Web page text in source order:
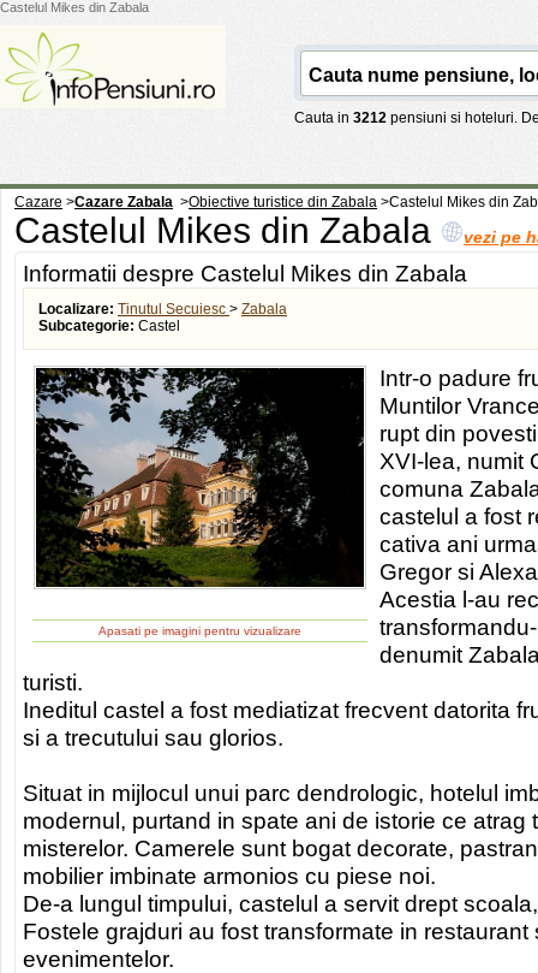
Castelul Mikes din Zabala
Cauta in 3212 pensiuni si hoteluri.
Cazare >Cazare Zabala >Obiective turistice din Zabala >Castelul Mikes din
Castelul Mikes din Zabala vezi pe
Informatii despre Castelul Mikes din Zabala
Localizare: Tinutul Secuiesc > Zabala
Subcategorie: Castel
Apasati pe imagini pentru vizualizare
Intr-o padure
Muntilor
rupt din
XVI-lea, numit
comuna
castelul a fost
cativa ani
Gregor si
Acestia l-au
denumit
turisti.
Ineditul castel a fost mediatizat frecvent datorita
si a trecutului sau glorios.
Situat in mijlocul unui parc dendrologic, hotelul
modernul, purtand in spate ani de istorie ce atrag
misterelor. Camerele sunt bogat decorate,
mobilier imbinate armonios cu piese noi.
De-a lungul timpului, castelul a servit drept
Fostele grajduri au fost transformate in restaurant
evenimentelor.